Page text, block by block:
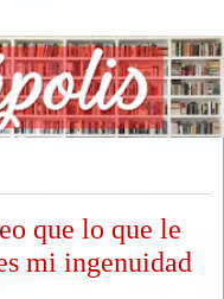
que lo que le
mi ingenuidad